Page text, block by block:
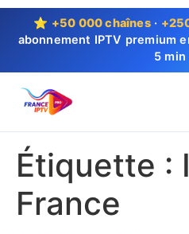
⭐ +50 000 chaînes·
abonnement IPTV premium
5 min
Étiquette :
France